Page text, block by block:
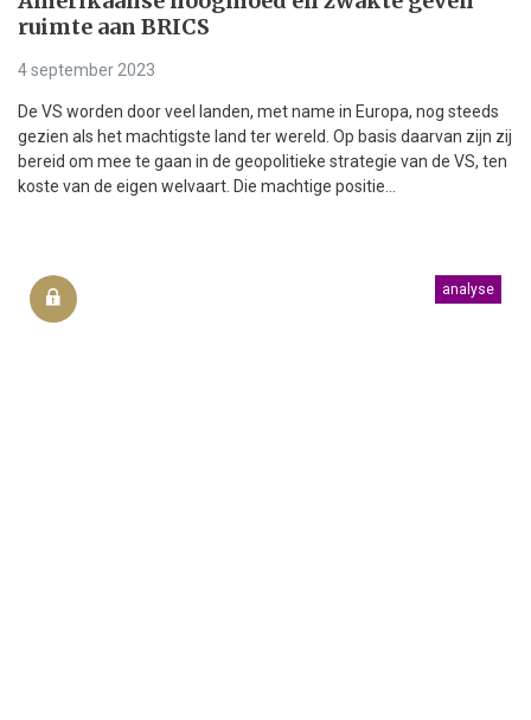
ruimte aan BRICS
4 september 2023
De VS worden door veel landen, met name in Europa, nog steeds
gezien als het machtigste land ter wereld. Op basis daarvan zijn zij
bereid om mee te gaan in de geopolitieke strategie van de VS, ten
koste van de eigen welvaart. Die machtige positie...
analyse